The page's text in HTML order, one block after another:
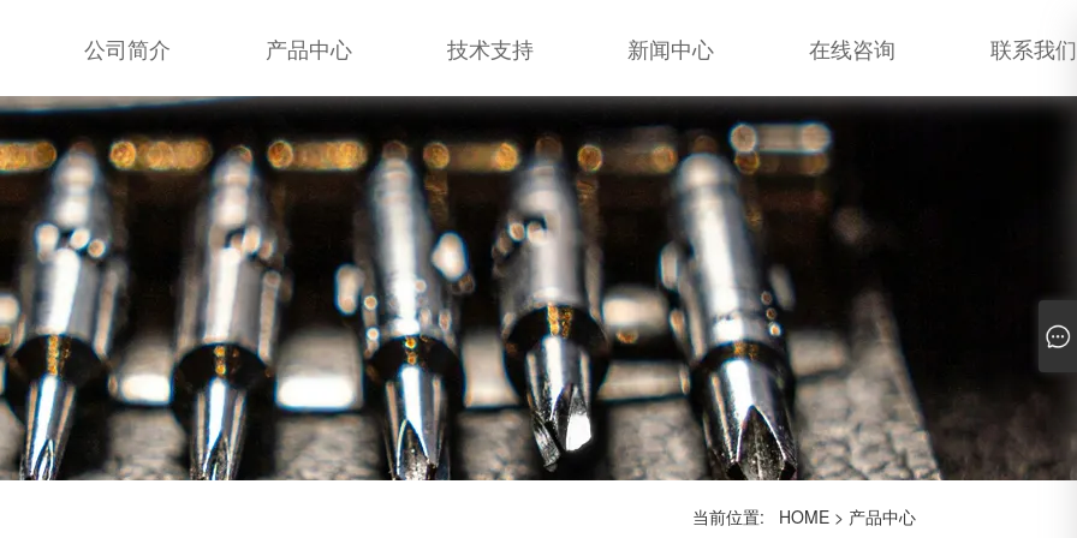
公司简介 产品中心 技术支持 新闻中心 在线咨询 联系我们
当前位置: HOME> 产品中心